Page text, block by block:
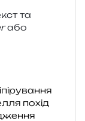
та
або
похід